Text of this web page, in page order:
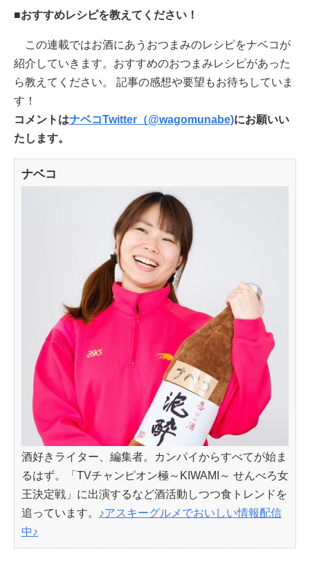
■おすすめレシピを教えてください！
この連載ではお酒にあうおつまみのレシピをナベコが
紹介していきます。おすすめのおつまみレシピがあった
ら教えてください。 記事の感想や要望もお待ちしていま
す！
コメントはナベコTwitter（@wagomunabe)にお願いい
たします。
ナベコ
酒好きライター、編集者。カンパイからすべてが始ま
るはず。「TVチャンピオン極～KIWAMI～ せんべろ女
王決定戦」に出演するなど酒活動しつつ食トレンドを
追っています。 ♪アスキーグルメでおいしい情報配信
中♪